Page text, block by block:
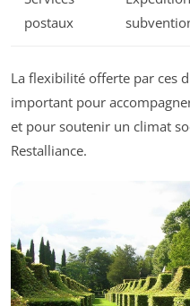
postaux
La flexibilité offerte par ces
important pour
et pour soutenir un climat
Restalliance.